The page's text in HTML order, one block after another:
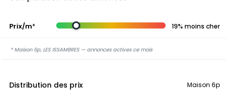
Prix/m² 19% moins cher
* Maison 6p, LES ISSAMBRES — annonces actives ce mois
Distribution des prix Maison 6p